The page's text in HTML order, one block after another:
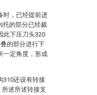
时，已经提前进
托的部分已经裁
此下压刀头320
的部分进行下
一定角度，形成
310还设有转接
述所述转接支